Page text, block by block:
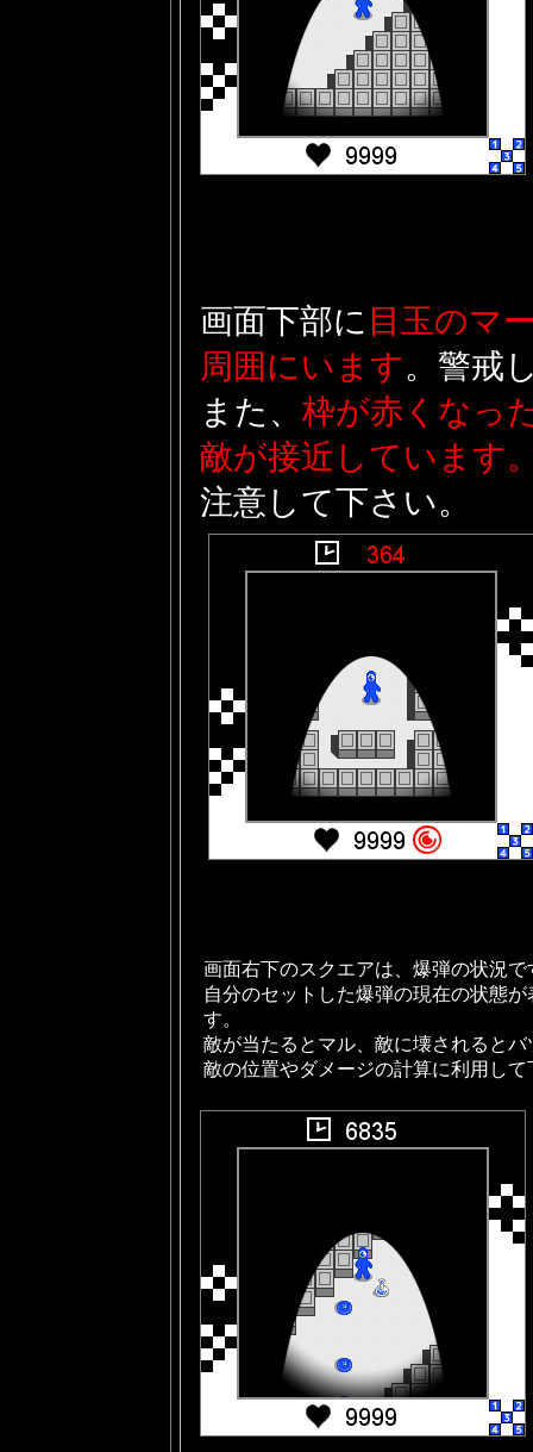
画面下部に 目玉のマ
周囲にいます。警戒
また、 枠が赤くなっ
敵が接近しています
注意して下さい。
画面右下のスクエアは、爆弾の状況で
自分のセットした爆弾の現在の状態
す。
敵が当たるとマル、敵に壊されると
敵の位置やダメージの計算に利用して